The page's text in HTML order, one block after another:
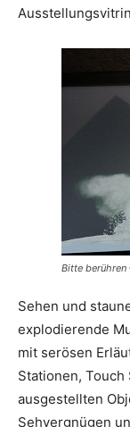
Bitte berühren
Sehen und
explodierende
mit serösen
Stationen,
ausgestellten
Sehvergnügen